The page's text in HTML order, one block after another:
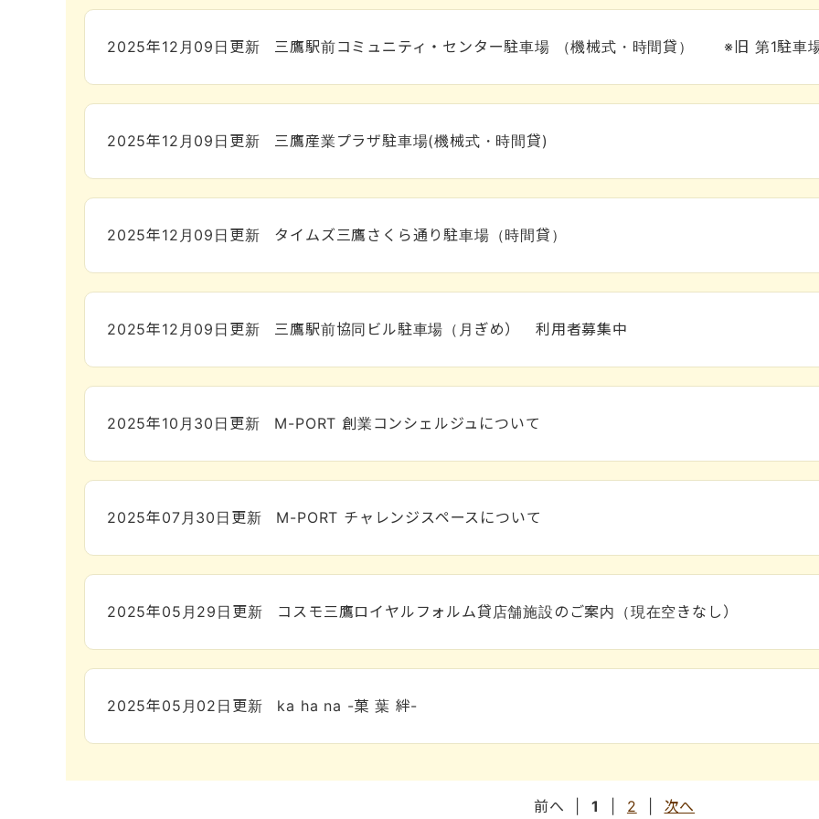
2025年12月09日 更新 三鷹駅前コミュニティ・センター駐車場 （機械式・時間貸） ※旧 第1駐車
2025年12月09日 更新 三鷹産業プラザ駐車場(機械式・時間貸)
2025年12月09日 更新 タイムズ三鷹さくら通り駐車場（時間貸）
2025年12月09日 更新 三鷹駅前協同ビル駐車場（月ぎめ） 利用者募集中
2025年10月30日 更新 M-PORT 創業コンシェルジュについて
2025年07月30日 更新 M-PORT チャレンジスペースについて
2025年05月29日 更新 コスモ三鷹ロイヤルフォルム貸店舗施設のご案内（現在空きなし）
2025年05月02日 更新 ka ha na -菓 葉 絆-
前へ 1 2 次へ